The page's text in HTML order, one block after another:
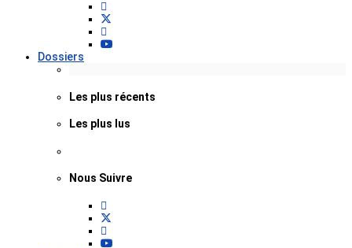
Dossiers
Les plus récents
Les plus lus
Nous Suivre